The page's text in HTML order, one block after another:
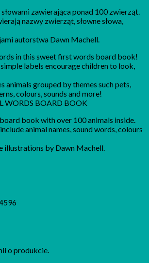
zawierająca ponad 100 zwierząt.
nazwy zwierząt, słowne słowa,
autorstwa Dawn Machell.
in this sweet first words board book!
labels encourage children to look,
animals grouped by themes such pets,
colours, sounds and more!
WORDS BOARD BOOK
book with over 100 animals inside.
animal names, sound words, colours
illustrations by Dawn Machell.
o produkcie.